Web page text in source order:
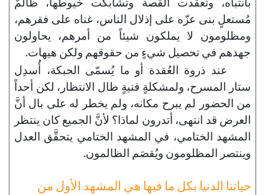
مُستعلٍ بنى عزّه على إذلال الناس، غناه على فقرهم،
ومظلومون لا يملكون شيئاً من أمرهم، يحاولون
جهدهم في تحصيل شيءٍ من حقوقهم ولكن هيهات.
عند ذروة العُقدة أو ما يُسمّى الحبكة، أُسدِل
ستار المسرح، ولمشكلةٍ فنيةٍ طال الانتظار، لكن أحداً
من الحضور لم يبرح مكانه، ولم يخطر له على بال أنَّ
العرض قد انتهى، أتدرون لماذا؟ لأنَّ الجميع كان ينتظر
المشهد الختامي، في المشهد الختامي يتحقَّق العدل
وينتصر المظلومون ويُقصَم الظالمون.
حياتنا الدنيا بكل ما فيها هي المشهد الأول من